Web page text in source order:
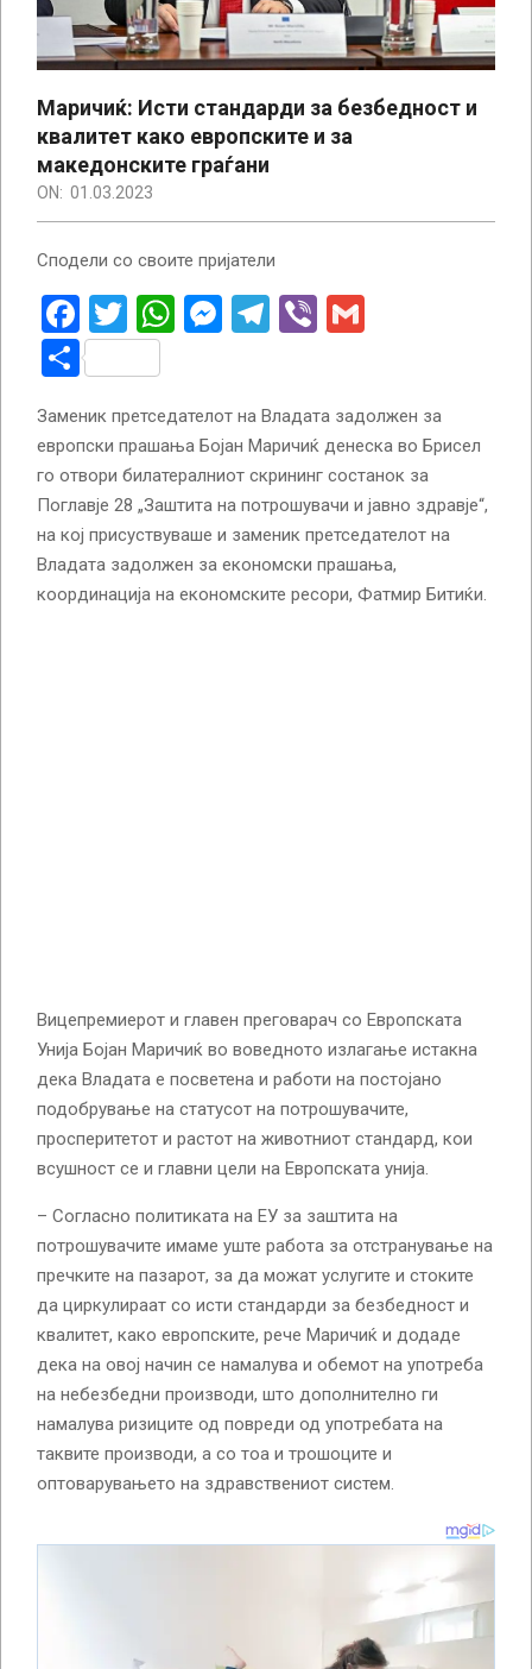
Маричиќ: Исти стандарди за безбедност и
квалитет како европските и за
македонските граѓани
ON: 01.03.2023
Сподели со своите пријатели
Facebook
Twitter
WhatsApp
Messenger
Telegram
Viber
Share
Заменик претседателот на Владата задолжен за
европски прашања Бојан Маричиќ денеска во Брисел
го отвори билатералниот скрининг состанок за
Поглавје 28 „Заштита на потрошувачи и јавно здравје“,
на кој присуствуваше и заменик претседателот на
Владата задолжен за економски прашања,
координација на економските ресори, Фатмир Битиќи.
Вицепремиерот и главен преговарач со Европската
Унија Бојан Маричиќ во воведното излагање истакна
дека Владата е посветена и работи на постојано
подобрување на статусот на потрошувачите,
просперитетот и растот на животниот стандард, кои
всушност се и главни цели на Европската унија.
– Согласно политиката на ЕУ за заштита на
потрошувачите имаме уште работа за отстранување на
пречките на пазарот, за да можат услугите и стоките
да циркулираат со исти стандарди за безбедност и
квалитет, како европските, рече Маричиќ и додаде
дека на овој начин се намалува и обемот на употреба
на небезбедни производи, што дополнително ги
намалува ризиците од повреди од употребата на
таквите производи, а со тоа и трошоците и
оптоварувањето на здравствениот систем.